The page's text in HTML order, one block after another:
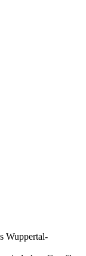
Wuppertal-